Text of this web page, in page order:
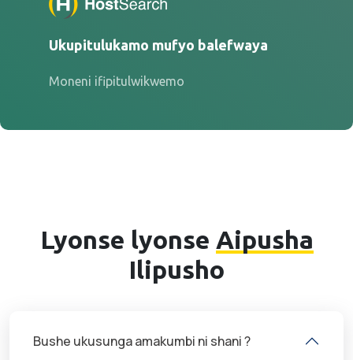
Ukupitulukamo mufyo balefwaya
Moneni ifipitulwikwemo
Lyonse lyonse Aipusha
Ilipusho
Bushe ukusunga amakumbi ni shani ?